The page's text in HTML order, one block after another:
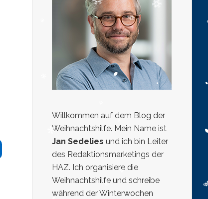
Willkommen auf dem Blog der
Weihnachtshilfe. Mein Name ist
Jan Sedelies und ich bin Leiter
des Redaktionsmarketings der
HAZ. Ich organisiere die
Weihnachtshilfe und schreibe
während der Winterwochen